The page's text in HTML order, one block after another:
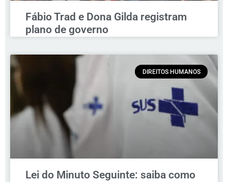
Fábio Trad e Dona Gilda registram
plano de governo
DIREITOS HUMANOS
Lei do Minuto Seguinte: saiba como